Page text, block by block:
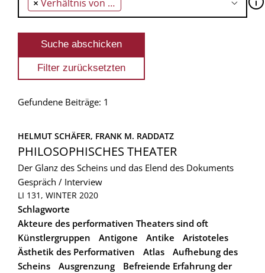
× Verhältnis von Subjekt und Staat
Gefundene Beiträge: 1
HELMUT SCHÄFER, FRANK M. RADDATZ
PHILOSOPHISCHES THEATER
Der Glanz des Scheins und das Elend des Dokuments
Gespräch / Interview
LI 131, WINTER 2020
Schlagworte
Akteure des performativen Theaters sind oft
Künstlergruppen
Antigone Antike
Aristoteles
Ästhetik des Performativen
Atlas
Aufhebung des
Scheins
Ausgrenzung
Befreiende Erfahrung der